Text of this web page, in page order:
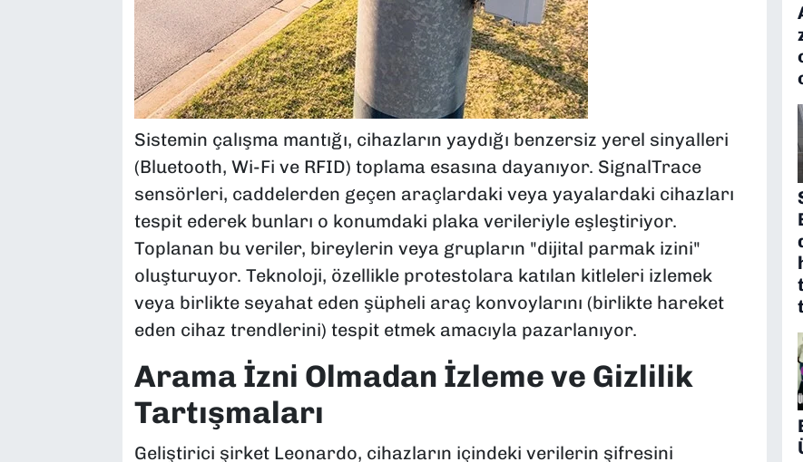
Sistemin çalışma mantığı, cihazların yaydığı benzersiz yerel sinyalleri
(Bluetooth, Wi-Fi ve RFID) toplama esasına dayanıyor. SignalTrace
sensörleri, caddelerden geçen araçlardaki veya yayalardaki cihazları
tespit ederek bunları o konumdaki plaka verileriyle eşleştiriyor.
Toplanan bu veriler, bireylerin veya grupların "dijital parmak izini"
oluşturuyor. Teknoloji, özellikle protestolara katılan kitleleri izlemek
veya birlikte seyahat eden şüpheli araç konvoylarını (birlikte hareket
eden cihaz trendlerini) tespit etmek amacıyla pazarlanıyor.
Arama İzni Olmadan İzleme ve Gizlilik
Tartışmaları
Geliştirici şirket Leonardo, cihazların içindeki verilerin şifresini